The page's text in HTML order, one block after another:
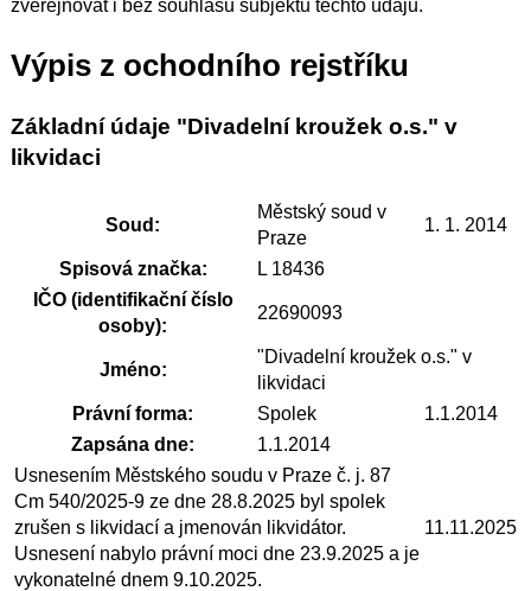
zveřejňovat i bez souhlasu subjektu těchto údajů.
Výpis z ochodního rejstříku
Základní údaje "Divadelní kroužek o.s." v
likvidaci
Soud:
Městský soud v
Praze
1. 1. 2014
Spisová značka:
L 18436
IČO (identifikační číslo
osoby):
22690093
Jméno:
"Divadelní kroužek o.s." v
likvidaci
Právní forma:
Spolek
1.1.2014
Zapsána dne:
1.1.2014
Usnesením Městského soudu v Praze č. j. 87
Cm 540/2025-9 ze dne 28.8.2025 byl spolek
zrušen s likvidací a jmenován likvidátor.
Usnesení nabylo právní moci dne 23.9.2025 a je
vykonatelné dnem 9.10.2025.
11.11.2025